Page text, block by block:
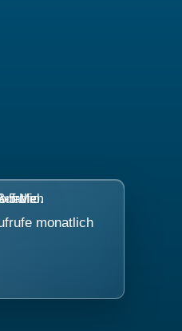
monatlich